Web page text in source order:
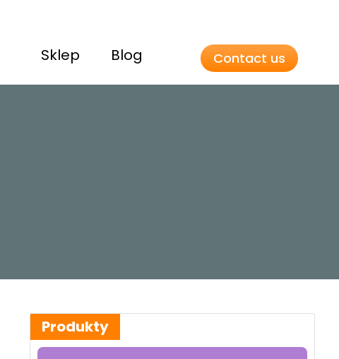
Sklep Blog Contact us
Produkty